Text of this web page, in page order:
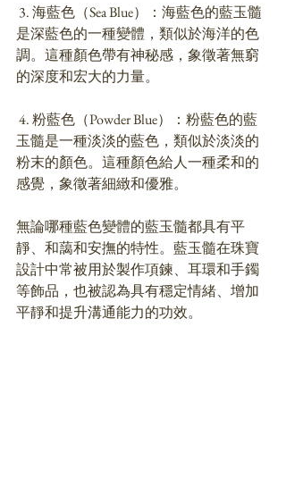
是深藍色的一種變體，類似於海洋的色
調。這種顏色帶有神秘感，象徵著無窮
的深度和宏大的力量。
玉髓是一種淡淡的藍色，類似於淡淡的
粉末的顏色。這種顏色給人一種柔和的
感覺，象徵著細緻和優雅。
無論哪種藍色變體的藍玉髓都具有平
靜、和藹和安撫的特性。藍玉髓在珠寶
設計中常被用於製作項鍊、耳環和手鐲
等飾品，也被認為具有穩定情緒、增加
平靜和提升溝通能力的功效。